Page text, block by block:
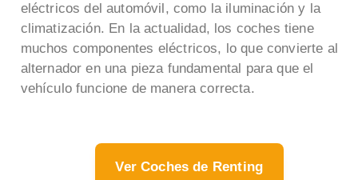
eléctricos del automóvil, como la iluminación y la
climatización. En la actualidad, los coches tiene
muchos componentes eléctricos, lo que convierte al
alternador en una pieza fundamental para que el
vehículo funcione de manera correcta.
Ver Coches de Renting